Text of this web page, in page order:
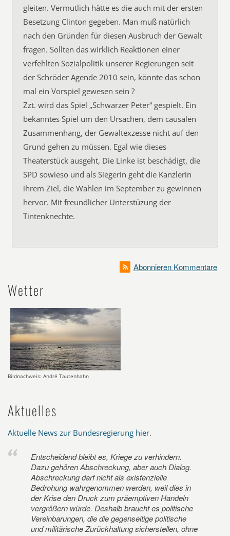
gleiten. Vermutlich hätte es die auch mit der ersten
Besetzung Clinton gegeben. Man muß natürlich
nach den Gründen für diesen Ausbruch der Gewalt
fragen. Sollten das wirklich Reaktionen einer
verfehlten Sozialpolitik unserer Regierungen seit
der Schröder Agende 2010 sein, könnte das schon
mal ein Vorspiel gewesen sein ?
Zzt. wird das Spiel „Schwarzer Peter“ gespielt. Ein
bekanntes Spiel um den Ursachen, dem causalen
Zusammenhang, der Gewaltexzesse nicht auf den
Grund gehen zu müssen. Egal wie dieses
Theaterstück ausgeht, Die Linke ist beschädigt, die
SPD sowieso und als Siegerin geht die Kanzlerin
ihrem Ziel, die Wahlen im September zu gewinnen
hervor. Mit freundlicher Unterstüzung der
Tintenknechte.
Abonnieren Kommentare
Wetter
Bildnachweis: André Tautenhahn
Aktuelles
Aktuelle News zur Bundesregierung hier.
Entscheidend bleibt es, Kriege zu verhindern.
Dazu gehören Abschreckung, aber auch Dialog.
Abschreckung darf nicht als existenzielle
Bedrohung wahrgenommen werden, weil dies in
der Krise den Druck zum präemptiven Handeln
vergrößern würde. Deshalb braucht es politische
Vereinbarungen, die die gegenseitige politische
und militärische Zurückhaltung sicherstellen, ohne